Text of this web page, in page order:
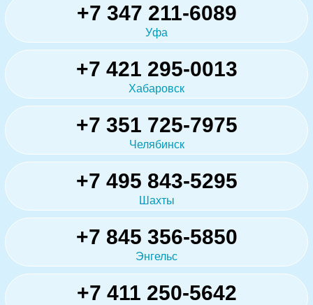
+7 347 211-6089
Уфа
+7 421 295-0013
Хабаровск
+7 351 725-7975
Челябинск
+7 495 843-5295
Шахты
+7 845 356-5850
Энгельс
+7 411 250-5642